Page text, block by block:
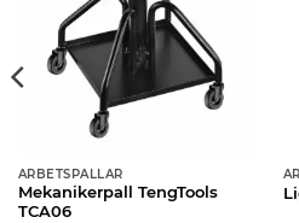
ARBETSPALLAR
Mekanikerpall TengTools
TCA06